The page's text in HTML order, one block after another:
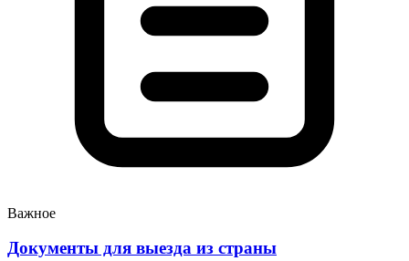
Важное
Документы для выезда из страны